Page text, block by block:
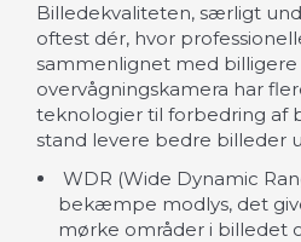
Billedekvaliteten, særligt
oftest dér, hvor
sammenlignet med
overvågningskamera har
teknologier til forbedring af
stand levere bedre billeder
WDR (Wide Dynamic
bekæmpe modlys, det
mørke områder i billedet